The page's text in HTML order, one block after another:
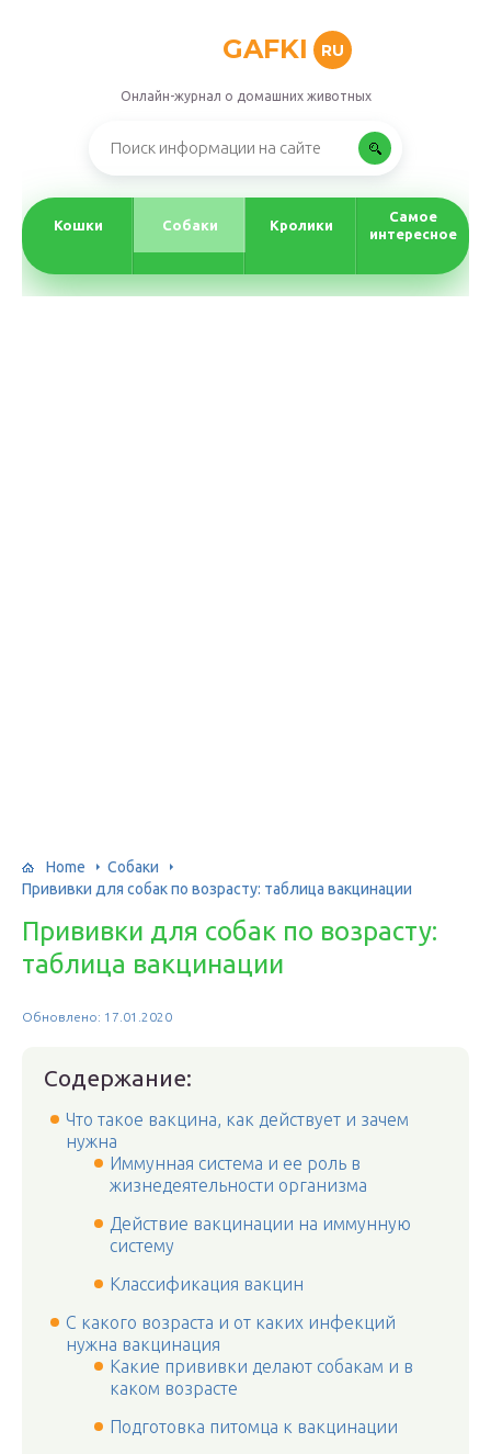
GAFKI RU
Онлайн-журнал о домашних животных
Кошки Собаки Кролики
Самое
интересное
Home
Собаки
Прививки для собак по возрасту: таблица вакцинации
Прививки для собак по возрасту:
таблица вакцинации
Обновлено: 17.01.2020
Содержание:
Что такое вакцина, как действует и зачем
нужна
Иммунная система и ее роль в
жизнедеятельности организма
Действие вакцинации на иммунную
систему
Классификация вакцин
С какого возраста и от каких инфекций
нужна вакцинация
Какие прививки делают собакам и в
каком возрасте
Подготовка питомца к вакцинации